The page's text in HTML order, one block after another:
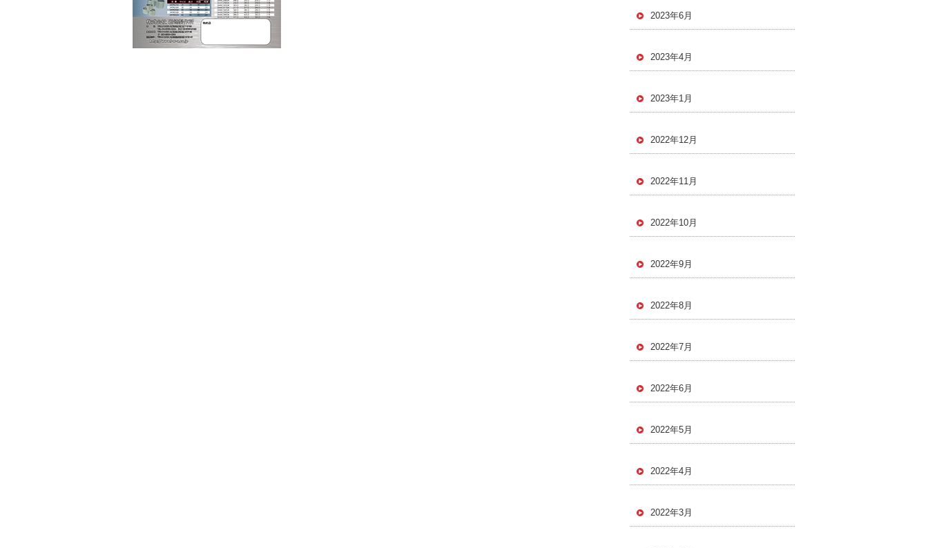
2023年6月
2023年4月
2023年1月
2022年12月
2022年11月
2022年10月
2022年9月
2022年8月
2022年7月
2022年6月
2022年5月
2022年4月
2022年3月